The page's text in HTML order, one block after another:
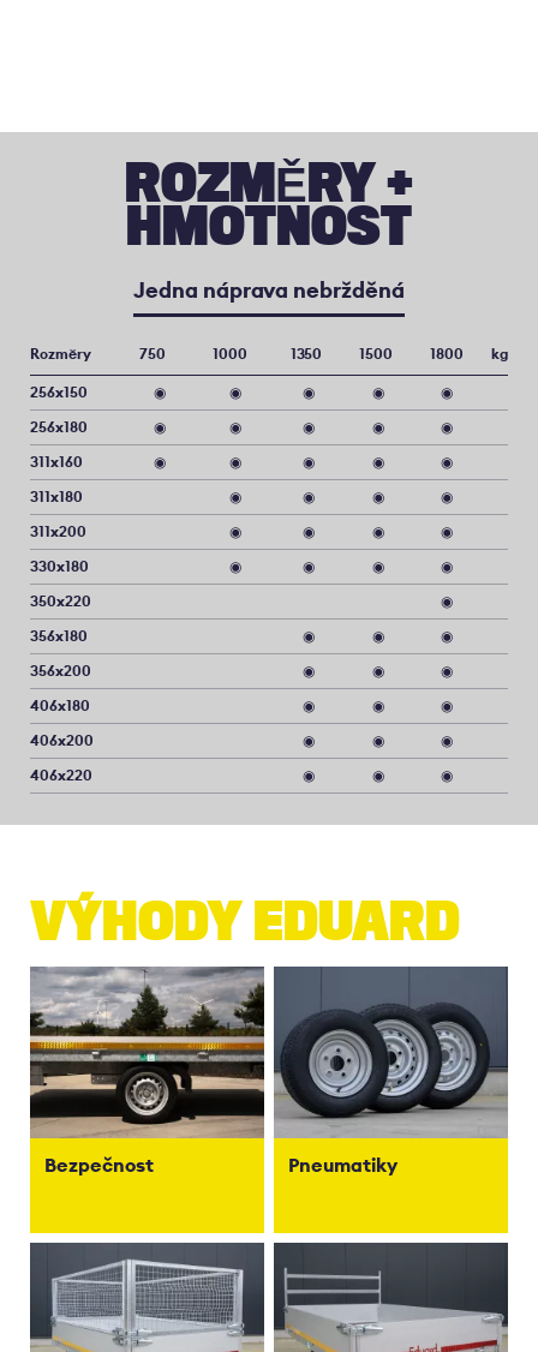
ROZMĚRY +
HMOTNOST
Jedna náprava nebržděná
Rozměry 750 1000 1350 1500 1800 kg
256x150 ◉ ◉ ◉ ◉
◉
256x180
◉ ◉ ◉ ◉
◉
311x160
◉ ◉ ◉ ◉
◉
311x180
◉ ◉ ◉
◉
311x200
◉ ◉ ◉
◉
330x180
◉ ◉ ◉
◉
350x220
◉
356x180
◉ ◉
◉
356x200
◉ ◉
◉
406x180
◉ ◉
◉
406x200
◉ ◉
◉
406x220
◉ ◉ ◉
VÝHODY EDUARD
Bezpečnost Pneumatiky